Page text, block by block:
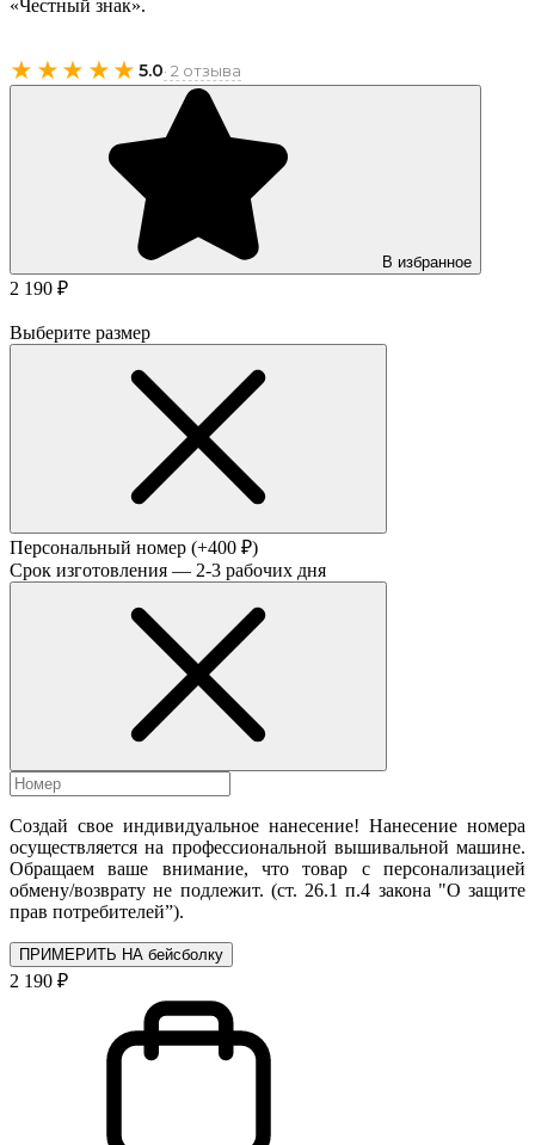
«Честный знак».
★★★★★ 5.0· 2 отзыва
В избранное
2 190 ₽
Выберите размер
Персональный номер (+400 ₽)
Срок изготовления — 2-3 рабочих дня
Создай свое индивидуальное нанесение! Нанесение номера
осуществляется на профессиональной вышивальной машине.
Обращаем ваше внимание, что товар с персонализацией
обмену/возврату не подлежит. (ст. 26.1 п.4 закона "О защите
прав потребителей”).
ПРИМЕРИТЬ НА бейсболку
2 190 ₽